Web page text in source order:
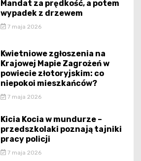
Mandat za prędkość, a potem
wypadek z drzewem
7 maja 2026
Kwietniowe zgłoszenia na
Krajowej Mapie Zagrożeń w
powiecie złotoryjskim: co
niepokoi mieszkańców?
7 maja 2026
Kicia Kocia w mundurze –
przedszkolaki poznają tajniki
pracy policji
7 maja 2026